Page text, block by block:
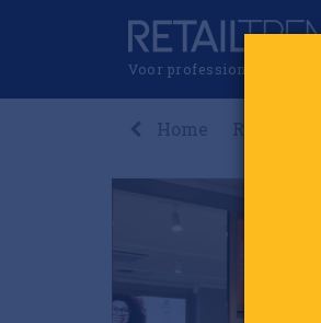
Voor professionals in
Home Recent